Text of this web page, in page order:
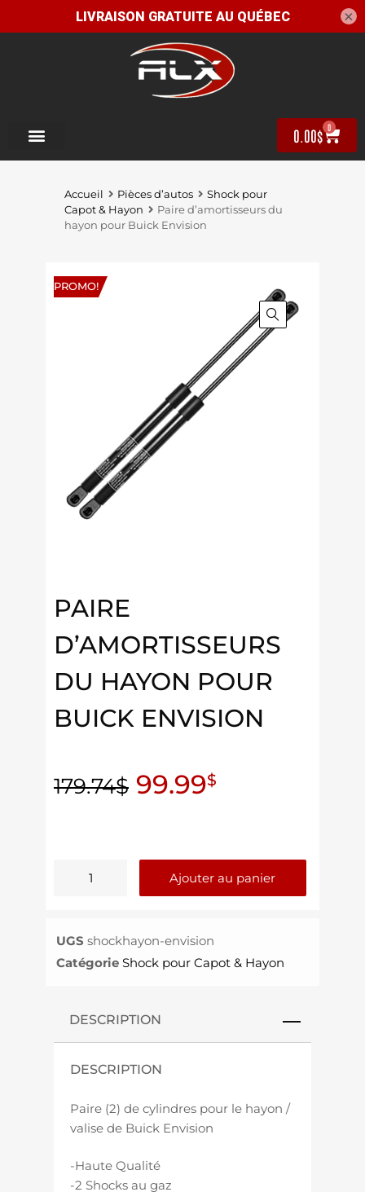
0.00$ 0
Accueil Pièces d’autos
Shock pour
Capot & Hayon
Paire d’amortisseurs du
hayon pour Buick Envision
PROMO!
PAIRE
D’AMORTISSEURS
DU HAYON POUR
BUICK ENVISION
179.74$ 99.99$
Ajouter au panier
UGSshockhayon-envision
Catégorie Shock pour Capot & Hayon
DESCRIPTION
DESCRIPTION
Paire (2) de cylindres pour le hayon /
valise de Buick Envision
-Haute Qualité
-2 Shocks au gaz
×